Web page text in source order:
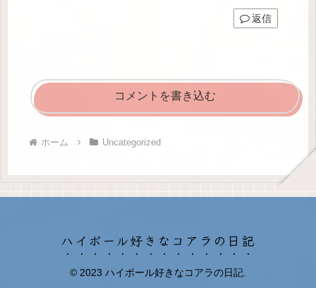
返信
コメントを書き込む
ホーム Uncategorized
ハイボール好きなコアラの日記
© 2023 ハイボール好きなコアラの日記.